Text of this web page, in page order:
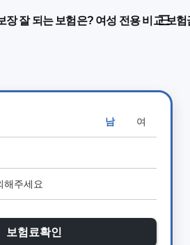
장 잘 되는 보험은? 여성 전용 비교 보
남 여
보험료확인